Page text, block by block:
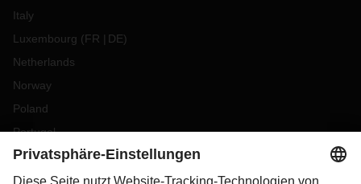
Italy
Luxembourg (FR DE)
Netherlands
Norway
Poland
Portugal
Romania
Slovakia